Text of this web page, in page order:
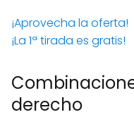
¡Aprovecha la oferta!
¡La 1ª tirada es gratis!
derecho